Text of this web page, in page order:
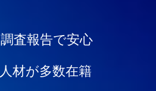
査報告で安心
材が多数在籍